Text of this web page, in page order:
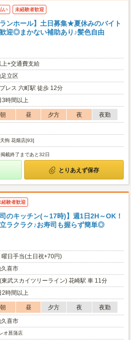
い 未経験者歓迎
ランホール】土日募集★夏休みのバイト
迎◎まかない補助あり♪髪色自由
+交通費支給
立区
レス 六町駅 徒歩 12分
3時間以上
朝 昼 夕方 夜
夜勤
狗 花畑店[93]
掲載終了まであと32日
とりあえず保存
経験者歓迎
司のキッチン(～17時)】週1日2H～OK！
ラクラク♪お寿司も握らず簡単◎
日手当(土日祝+70円)
喜市
武スカイツリーライン) 花崎駅 車 11分
2時間以上
朝 昼 夕方 夜
夜勤
喜市
オ菖蒲店